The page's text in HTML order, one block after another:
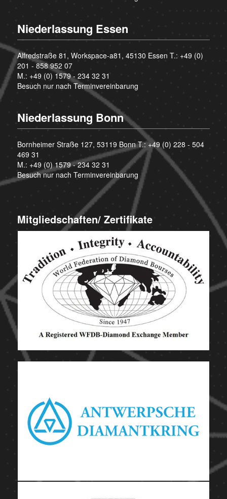
Niederlassung Essen
Alfredstraße 81, Workspace-a81, 45130 Essen T.: +49 (0)
201 - 858 952 07
M.: +49 (0) 1579 - 234 32 31
Besuch nur nach Terminvereinbarung
Niederlassung Bonn
Bornheimer Straße 127, 53119 Bonn T.:+49 (0) 228 - 504
469 31
M.: +49 (0) 1579 - 234 32 31
Besuch nur nach Terminvereinbarung
Mitgliedschaften/ Zertifikate